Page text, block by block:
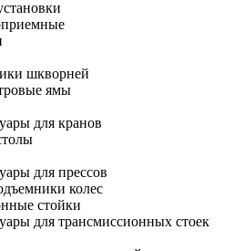
шкворней
ямы
для кранов
для прессов
колес
стойки
для трансмиссионных стоек